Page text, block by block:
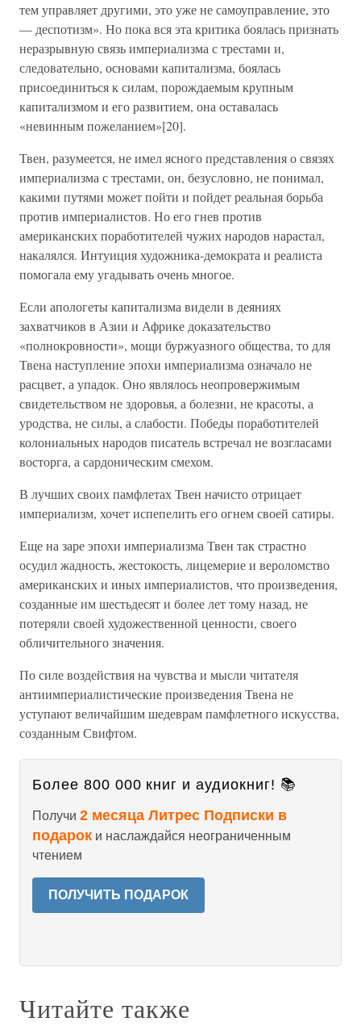
тем управляет другими, это уже не самоуправление, это
— деспотизм». Но пока вся эта критика боялась признать
неразрывную связь империализма с трестами и,
следовательно, основами капитализма, боялась
присоединиться к силам, порождаемым крупным
капитализмом и его развитием, она оставалась
«невинным пожеланием»[20].
Твен, разумеется, не имел ясного представления о связях
империализма с трестами, он, безусловно, не понимал,
какими путями может пойти и пойдет реальная борьба
против империалистов. Но его гнев против
американских поработителей чужих народов нарастал,
накалялся. Интуиция художника-демократа и реалиста
помогала ему угадывать очень многое.
Если апологеты капитализма видели в деяниях
захватчиков в Азии и Африке доказательство
«полнокровности», мощи буржуазного общества, то для
Твена наступление эпохи империализма означало не
расцвет, а упадок. Оно являлось неопровержимым
свидетельством не здоровья, а болезни, не красоты, а
уродства, не силы, а слабости. Победы поработителей
колониальных народов писатель встречал не возгласами
восторга, а сардоническим смехом.
В лучших своих памфлетах Твен начисто отрицает
империализм, хочет испепелить его огнем своей сатиры.
Еще на заре эпохи империализма Твен так страстно
осудил жадность, жестокость, лицемерие и вероломство
американских и иных империалистов, что произведения,
созданные им шестьдесят и более лет тому назад, не
потеряли своей художественной ценности, своего
обличительного значения.
По силе воздействия на чувства и мысли читателя
антиимпериалистические произведения Твена не
уступают величайшим шедеврам памфлетного искусства,
созданным Свифтом.
Более 800 000 книг и аудиокниг! 📚
Получи 2 месяца Литрес Подписки в
подарок и наслаждайся неограниченным
чтением
ПОЛУЧИТЬ ПОДАРОК
Читайте также